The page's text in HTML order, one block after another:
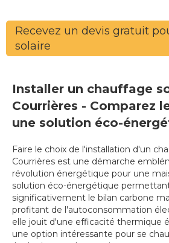
Recevez un devis gratuit
solaire
Installer un chauffage
Courrières - Comparez
une solution éco-
Faire le choix de l'installation d'un
Courrières est une démarche
révolution énergétique pour une
solution éco-énergétique
significativement le bilan carbone
profitant de l'autoconsommation
elle jouit d'une efficacité thermique
une option intéressante pour se